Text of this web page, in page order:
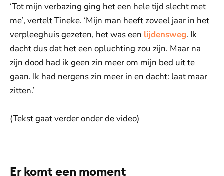
‘Tot mijn verbazing ging het een hele tijd slecht met
me’, vertelt Tineke. ‘Mijn man heeft zoveel jaar in het
verpleeghuis gezeten, het was een lijdensweg. Ik
dacht dus dat het een opluchting zou zijn. Maar na
zijn dood had ik geen zin meer om mijn bed uit te
gaan. Ik had nergens zin meer in en dacht: laat maar
zitten.’
(Tekst gaat verder onder de video)
De weergave van deze video vereist jouw
Er komt een moment